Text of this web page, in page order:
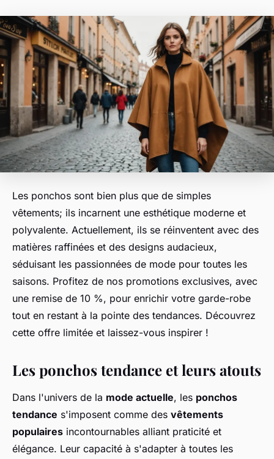
Les ponchos sont bien plus que de simples
vêtements; ils incarnent une esthétique moderne et
polyvalente. Actuellement, ils se réinventent avec des
matières raffinées et des designs audacieux,
séduisant les passionnées de mode pour toutes les
saisons. Profitez de nos promotions exclusives, avec
une remise de 10 %, pour enrichir votre garde-robe
tout en restant à la pointe des tendances. Découvrez
cette offre limitée et laissez-vous inspirer !
Les ponchos tendance et leurs atouts
Dans l'univers de la mode actuelle, les ponchos
tendance s'imposent comme des vêtements
populaires incontournables alliant praticité et
élégance. Leur capacité à s'adapter à toutes les